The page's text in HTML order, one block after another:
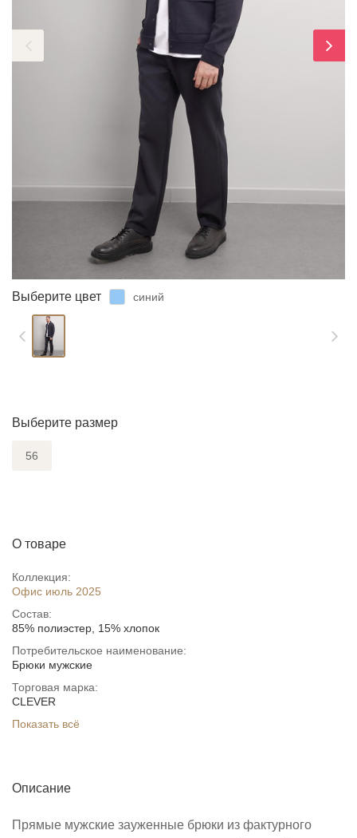
Выберите цвет синий
Выберите размер
56
О товаре
Коллекция:
Офис июль 2025
Состав:
85% полиэстер, 15% хлопок
Потребительское наименование:
Брюки мужские
Торговая марка:
CLEVER
Показать всё
Описание
Прямые мужские зауженные брюки из фактурного